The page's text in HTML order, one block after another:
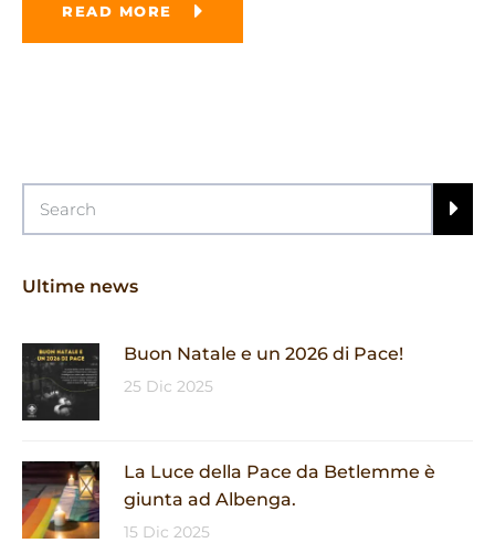
READ MORE
Ultime news
Buon Natale e un 2026 di Pace!
25 Dic 2025
La Luce della Pace da Betlemme è
giunta ad Albenga.
15 Dic 2025